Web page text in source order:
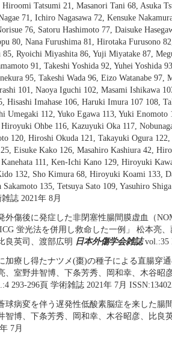
Tatsumi 21, Masanori Tani 68, Asuka
71, Ichiro Nagasawa 72, Kensuke
76, Satoru Hashimoto 77, Daisuke
80, Nana Furushima 81, Hirotaka Furusono
85, Ryoichi Miyashita 86, Yuji Miyatake 87,
91, Takeshi Yoshida 92, Yuhei Yoshida
95, Takeshi Wada 96, Eizo Watanabe
101, Naoya Iguchi 102, Masami Ishikawa
Hisashi Imahase 106, Haruki Imura 107 108,
Umegaki 112, Yuko Egawa 113, Yuki
Ohbe 116, Kazuyuki Oka 117,
120, Hiroshi Okuda 121, Takayuki Ogura
Eisuke Kako 126, Masahiro Kashiura 42,
111, Ken-Ichi Kano 129, Hiroyuki
132, Sho Kimura 68, Hiroyuki Koami 133,
Sakamoto 135, Tetsuya Sato 109, Yasuhiro
誌 2021年 8月
外傷後に発症した非閉塞性腸間膜虚血（
蛍光法を併用し救命した一例」 松本亮
良英司、渡部広明 日本外傷学会雑誌vol.:35
加療し得たナツメ(棗)の種子による直腸穿
、室野井智博、下条芳秀、岡和幸、木谷昭
293-296頁 学術雑誌 2021年 7月
球病変を伴う遅発性低酸素脳症を来した
智博、下条芳秀、岡和幸、木谷昭彦、比良
7月